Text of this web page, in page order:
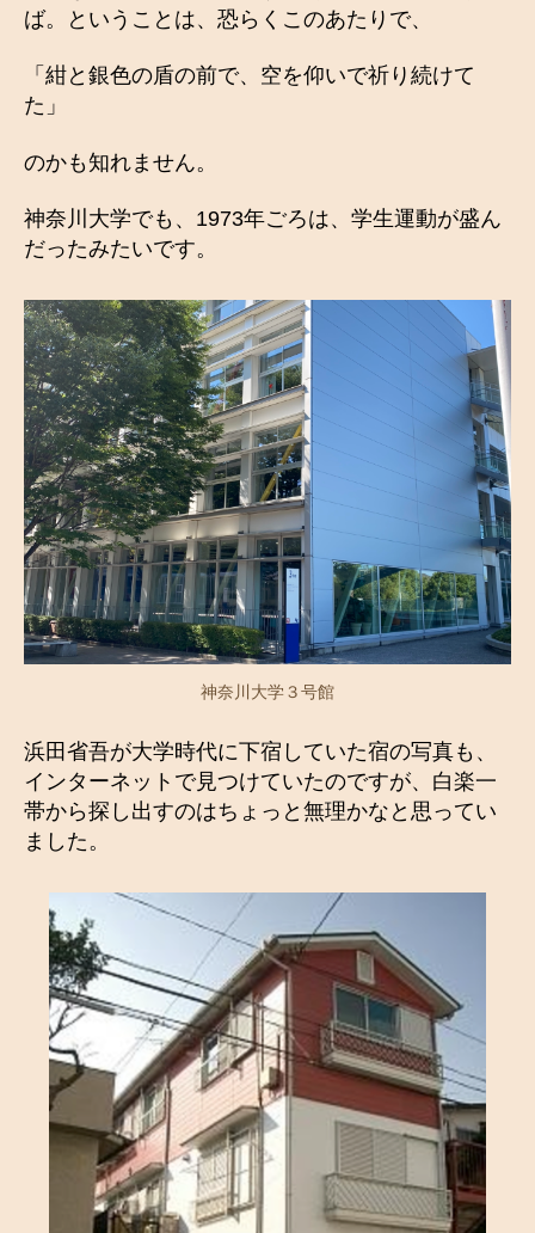
ば。ということは、恐らくこのあたりで、
「紺と銀色の盾の前で、空を仰いで祈り続けて
た」
のかも知れません。
神奈川大学でも、1973年ごろは、学生運動が盛ん
だったみたいです。
神奈川大学３号館
浜田省吾が大学時代に下宿していた宿の写真も、
インターネットで見つけていたのですが、白楽一
帯から探し出すのはちょっと無理かなと思ってい
ました。